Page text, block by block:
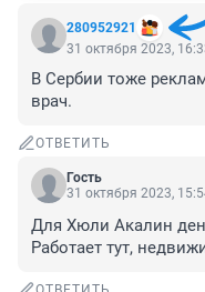
280952921
31 октября 2023,
В Сербии тоже
врач.
ОТВЕТИТЬ
Гость
31 октября 2023,
Для Хюли Акалин
Работает тут,